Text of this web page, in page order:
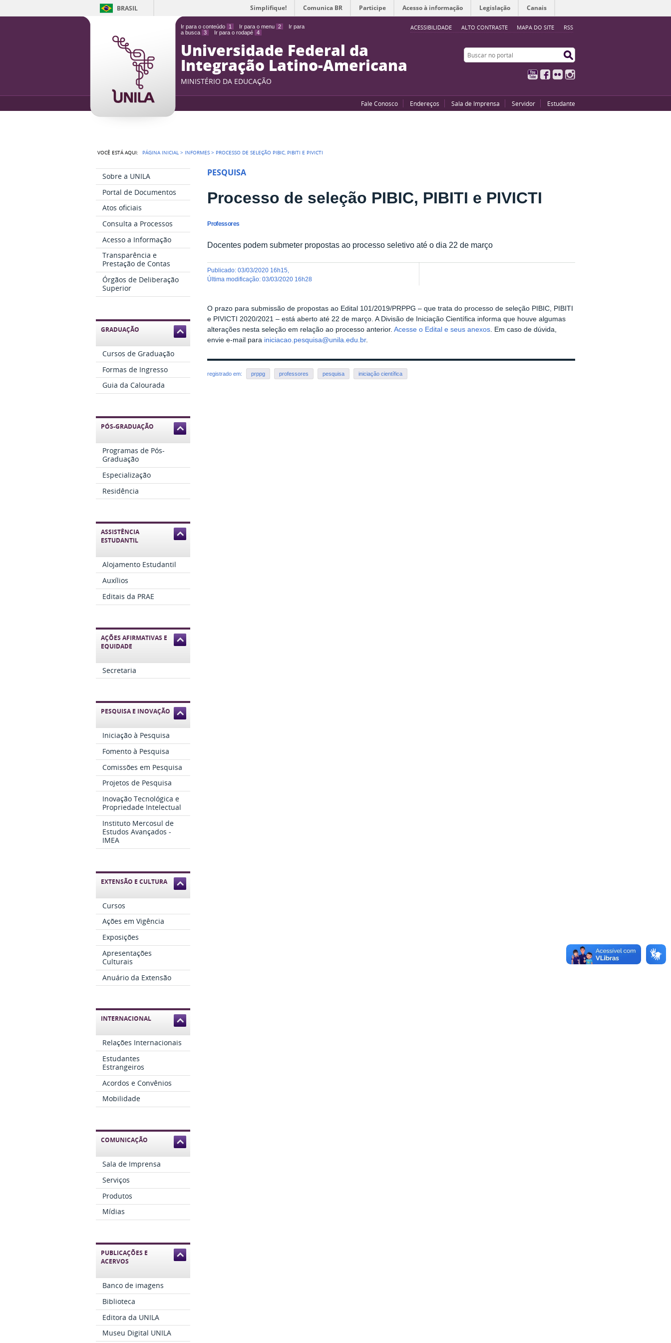
Ir para o conteúdo 1 Ir para o menu 2
Ir para
a busca 3 Ir para o rodapé 4
ACESSIBILIDADE ALTO CONTRASTE MAPA DO SITE RSS
BRASIL Simplifique! Comunica BR Participe Acesso à informação Legislação Canais
Universidade Federal da
Integração Latino-Americana
MINISTÉRIO DA EDUCAÇÃO
Buscar no portal
YouTubeFacebook
Flickr
Fale Conosco Endereços Sala de Imprensa Servidor Estudante
VOCÊ ESTÁ AQUI: PÁGINA INICIAL > INFORMES > PROCESSO DE SELEÇÃO PIBIC, PIBITI E PIVICTI
Sobre a UNILA
Portal de Documentos
Atos oficiais
Consulta a Processos
Acesso a Informação
Transparência e
Prestação de Contas
Órgãos de Deliberação
Superior
GRADUAÇÃO
Cursos de Graduação
Formas de Ingresso
Guia da Calourada
PÓS-GRADUAÇÃO
Programas de Pós-
Graduação
Especialização
Residência
ASSISTÊNCIA
ESTUDANTIL
Alojamento Estudantil
Auxílios
Editais da PRAE
AÇÕES AFIRMATIVAS E
EQUIDADE
Secretaria
PESQUISA E INOVAÇÃO
Iniciação à Pesquisa
Fomento à Pesquisa
Comissões em Pesquisa
Projetos de Pesquisa
Inovação Tecnológica e
Propriedade Intelectual
Instituto Mercosul de
Estudos Avançados -
IMEA
EXTENSÃO E CULTURA
Cursos
Ações em Vigência
Exposições
Apresentações
Culturais
Anuário da Extensão
INTERNACIONAL
Relações Internacionais
Estudantes
Estrangeiros
Acordos e Convênios
Mobilidade
COMUNICAÇÃO
Sala de Imprensa
Serviços
Produtos
Mídias
PUBLICAÇÕES E
ACERVOS
Banco de imagens
Biblioteca
Editora da UNILA
Museu Digital UNILA
PESQUISA
Processo de seleção PIBIC, PIBITI e PIVICTI
Professores
Docentes podem submeter propostas ao processo seletivo até o dia 22 de março
publicado:03/03/2020 16h15
última modificação:03/03/2020 16h28
O prazo para submissão de propostas ao Edital 101/2019/PRPPG – que trata do processo de seleção PIBIC, PIBITI
e PIVICTI 2020/2021 – está aberto até 22 de março. A Divisão de Iniciação Científica informa que houve algumas
alterações nesta seleção em relação ao processo anterior.Acesse o Edital e seus anexos . Em caso de dúvida,
envie e-mail para iniciacao.pesquisa@unila.edu.br.
registrado em: prppg professores pesquisa iniciação científica